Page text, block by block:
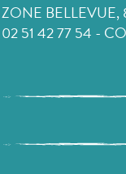
ZONE
02 51 42 77 54 -